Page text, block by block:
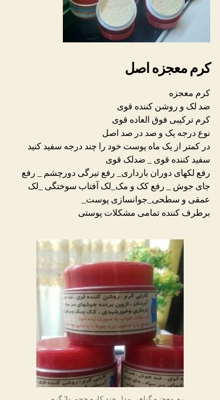
کرم معجزه اصل
کرم معجزه
ضد لک و روشن کننده قوی
کرم ترکیبی فوق العاده قوی
نوع درجه یک و صد در صد اصل
در کمتر از یک ماه پوست خود را چند درجه سفید کنید
سفید کننده قوی _ ضدلک قوی
رفع لکهای دوران بارداری_ رفع تیرگی دورچشم _ رفع
جای جوش _ رفع کک و مک_لک آفتاب سوختگی _لک
عمقی و سطحی_جوانسازی پوست_
برطرف کننده تمامی مشکلات پوستی